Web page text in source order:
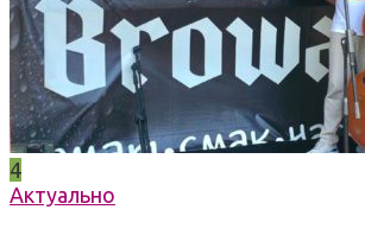
4
Актуально